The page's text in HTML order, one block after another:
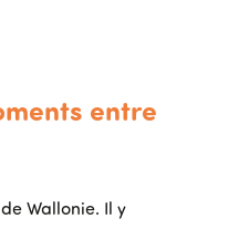
entre
Wallonie. Il y